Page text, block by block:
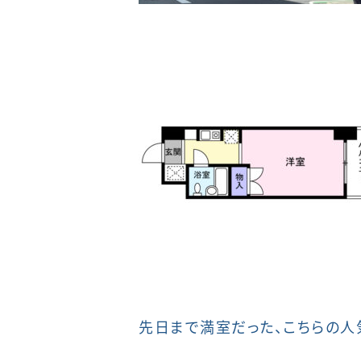
先日まで満室だった、こちらの人